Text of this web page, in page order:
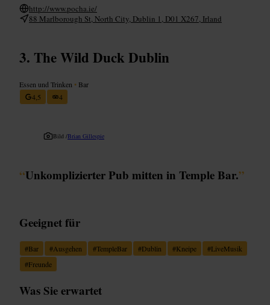
http://www.pocha.ie/
88 Marlborough St, North City, Dublin 1, D01 X267, Irland
The Wild Duck Dublin
Essen und Trinken • Bar
4,5
4
Bild /Brian Gillespie
“Unkomplizierter Pub mitten in Temple Bar.”
Geeignet für
#Bar #Ausgehen #TempleBar #Dublin #Kneipe #LiveMusik
#Freunde
Was Sie erwartet